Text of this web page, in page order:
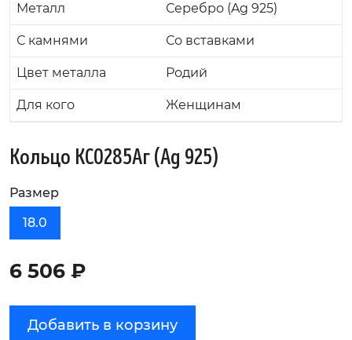
Металл Серебро (Ag 925)
С камнями Со вставками
Цвет металла Родий
Для кого Женщинам
Кольцо KC0285Аг (Ag 925)
Размер
18.0
6 506 ₽
Добавить в корзину